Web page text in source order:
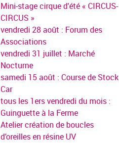
Mini-stage cirque d'été « CIRCUS-
CIRCUS »
vendredi 28 août : Forum des
Associations
vendredi 31 juillet : Marché
Nocturne
samedi 15 août : Course de Stock
Car
tous les 1ers vendredi du mois :
Guinguette à la Ferme
Atelier création de boucles
d’oreilles en résine UV